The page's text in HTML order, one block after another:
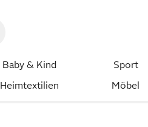
Baby & Kind Sport
Heimtextilien Möbel